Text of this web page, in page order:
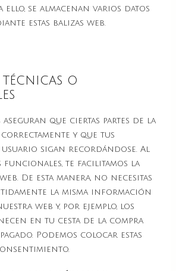
ello, se almacenan varios datos
estas balizas web.
técnicas o
aseguran que ciertas partes de la
y que tus
sigan recordándose. Al
funcionales, te facilitamos la
De esta manera, no necesitas
la misma información
web y, por ejemplo, los
en tu cesta de la compra
Podemos colocar estas